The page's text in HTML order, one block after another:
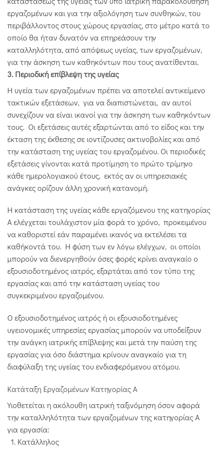
εργαζομένων και για την αξιολόγηση των συνθηκών, του
περιβάλλοντος στους χώρους εργασίας, στο μέτρο κατά το
οποίο θα ήταν δυνατόν να επηρεάσουν την
καταλληλότητα, από απόψεως υγείας, των εργαζομένων,
για την άσκηση των καθηκόντων που τους ανατίθενται.
3. Περιοδική επίβλεψη της υγείας
Η υγεία των εργαζομένων πρέπει να αποτελεί αντικείμενο
τακτικών εξετάσεων, για να διαπιστώνεται, αν αυτοί
συνεχίζουν να είναι ικανοί για την άσκηση των καθηκόντων
τους. Οι εξετάσεις αυτές εξαρτώνται από το είδος και την
έκταση της έκθεσης σε ιοντίζουσες ακτινοβολίες και από
την κατάσταση της υγείας του εργαζομένου. Οι περιοδικές
εξετάσεις γίνονται κατά προτίμηση το πρώτο τρίμηνο
κάθε ημερολογιακού έτους, εκτός αν οι υπηρεσιακές
ανάγκες ορίζουν άλλη χρονική κατανομή.
Η κατάσταση της υγείας κάθε εργαζόμενου της κατηγορίας
Α ελέγχεται τουλάχιστον μία φορά το χρόνο, προκειμένου
να καθοριστεί εάν παραμένει ικανός να εκτελέσει τα
καθήκοντά του. Η φύση των εν λόγω ελέγχων, οι οποίοι
μπορούν να διενεργηθούν όσες φορές κρίνει αναγκαίο ο
εξουσιοδοτημένος ιατρός, εξαρτάται από τον τύπο της
εργασίας και από την κατάσταση υγείας του
συγκεκριμένου εργαζομένου.
Ο εξουσιοδοτημένος ιατρός ή οι εξουσιοδοτημένες
υγειονομικές υπηρεσίες εργασίας μπορούν να υποδείξουν
την ανάγκη ιατρικής επίβλεψης και μετά την παύση της
εργασίας για όσο διάστημα κρίνουν αναγκαίο για τη
διαφύλαξη της υγείας του ενδιαφερόμενου ατόμου.
Κατάταξη Εργαζομένων Κατηγορίας Α
Υιοθετείται η ακόλουθη ιατρική ταξινόμηση όσον αφορά
την καταλληλότητα των εργαζομένων της κατηγορίας Α
για εργασία:
Κατάλληλος